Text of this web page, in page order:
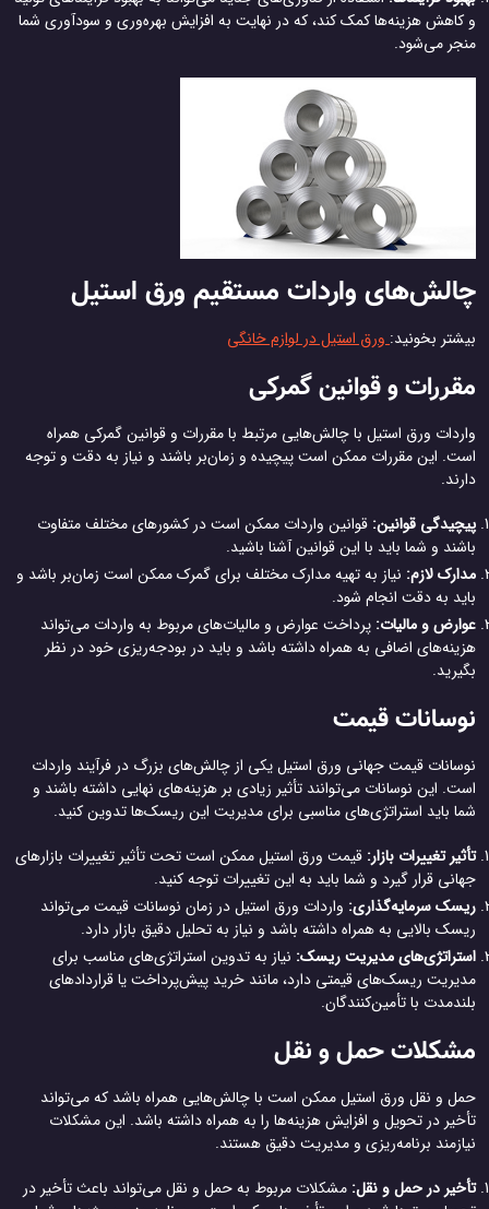
و کاهش هزینه‌ها کمک کند، که در نهایت به افزایش بهره‌وری و سودآوری شما
منجر می‌شود.
چالش‌های واردات مستقیم ورق استیل
بیشتر بخونید:ورق استیل در لوازم خانگی
مقررات و قوانین گمرکی
واردات ورق استیل با چالش‌هایی مرتبط با مقررات و قوانین گمرکی همراه
است. این مقررات ممکن است پیچیده و زمان‌بر باشند و نیاز به دقت و توجه
دارند.
پیچیدگی قوانین: قوانین واردات ممکن است در کشورهای مختلف متفاوت
باشند و شما باید با این قوانین آشنا باشید.
مدارک لازم: نیاز به تهیه مدارک مختلف برای گمرک ممکن است زمان‌بر باشد و
باید به دقت انجام شود.
عوارض و مالیات: پرداخت عوارض و مالیات‌های مربوط به واردات می‌تواند
هزینه‌های اضافی به همراه داشته باشد و باید در بودجه‌ریزی خود در نظر
بگیرید.
نوسانات قیمت
نوسانات قیمت جهانی ورق استیل یکی از چالش‌های بزرگ در فرآیند واردات
است. این نوسانات می‌توانند تأثیر زیادی بر هزینه‌های نهایی داشته باشند و
شما باید استراتژی‌های مناسبی برای مدیریت این ریسک‌ها تدوین کنید.
تأثیر تغییرات بازار: قیمت ورق استیل ممکن است تحت تأثیر تغییرات بازارهای
جهانی قرار گیرد و شما باید به این تغییرات توجه کنید.
ریسک سرمایه‌گذاری: واردات ورق استیل در زمان نوسانات قیمت می‌تواند
ریسک بالایی به همراه داشته باشد و نیاز به تحلیل دقیق بازار دارد.
استراتژی‌های مدیریت ریسک: نیاز به تدوین استراتژی‌های مناسب برای
مدیریت ریسک‌های قیمتی دارد، مانند خرید پیش‌پرداخت یا قراردادهای
بلندمدت با تأمین‌کنندگان.
مشکلات حمل و نقل
حمل و نقل ورق استیل ممکن است با چالش‌هایی همراه باشد که می‌تواند
تأخیر در تحویل و افزایش هزینه‌ها را به همراه داشته باشد. این مشکلات
نیازمند برنامه‌ریزی و مدیریت دقیق هستند.
تأخیر در حمل و نقل: مشکلات مربوط به حمل و نقل می‌تواند باعث تأخیر در